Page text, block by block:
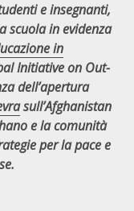
e insegnanti,
scuola in evidenza
in
Initiative on Out-
dell’apertura
sull’Afghanistan
e la comunità
per la pace e